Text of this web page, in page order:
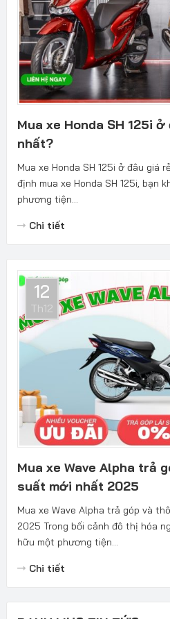
Mua xe Honda SH 125i
nhất?
Mua xe Honda SH 125i ở đâu giá
định mua xe Honda SH 125i, bạn
phương tiện...
Chi tiết
12
Th12
Mua xe Wave Alpha trả
suất mới nhất 2025
Mua xe Wave Alpha trả góp và
2025 Trong bối cảnh đô thị hóa
hữu một phương tiện...
Chi tiết